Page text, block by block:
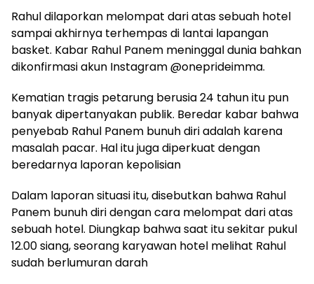
Rahul dilaporkan melompat dari atas sebuah hotel
sampai akhirnya terhempas di lantai lapangan
basket. Kabar Rahul Panem meninggal dunia bahkan
dikonfirmasi akun Instagram @oneprideimma.
Kematian tragis petarung berusia 24 tahun itu pun
banyak dipertanyakan publik. Beredar kabar bahwa
penyebab Rahul Panem bunuh diri adalah karena
masalah pacar. Hal itu juga diperkuat dengan
beredarnya laporan kepolisian
Dalam laporan situasi itu, disebutkan bahwa Rahul
Panem bunuh diri dengan cara melompat dari atas
sebuah hotel. Diungkap bahwa saat itu sekitar pukul
12.00 siang, seorang karyawan hotel melihat Rahul
sudah berlumuran darah